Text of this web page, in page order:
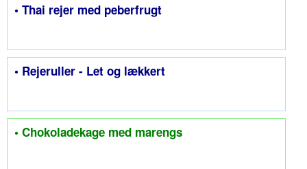
• Thai rejer med peberfrugt
• Rejeruller - Let og lækkert
• Chokoladekage med marengs